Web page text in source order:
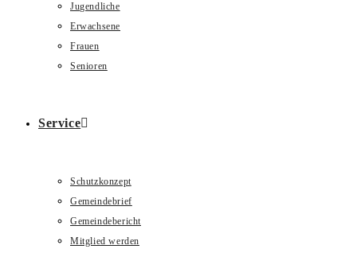
Jugendliche
Erwachsene
Frauen
Senioren
Service
Schutzkonzept
Gemeindebrief
Gemeindebericht
Mitglied werden